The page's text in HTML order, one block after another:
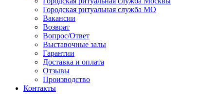
Городская ритуальная служба МО
Вакансии
Возврат
Вопрос/Ответ
Выставочные залы
Гарантии
Доставка и оплата
Отзывы
Производство
Контакты